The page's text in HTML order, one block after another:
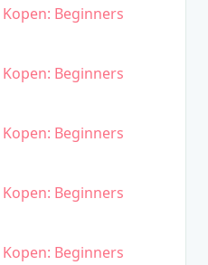
Beginners
Beginners
Beginners
Beginners
Beginners